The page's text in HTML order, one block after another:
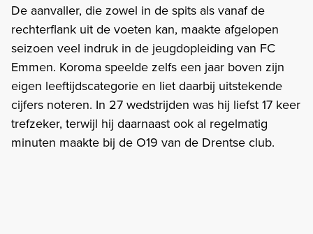
De aanvaller, die zowel in de spits als vanaf de
rechterflank uit de voeten kan, maakte afgelopen
seizoen veel indruk in de jeugdopleiding van FC
Emmen. Koroma speelde zelfs een jaar boven zijn
eigen leeftijdscategorie en liet daarbij uitstekende
cijfers noteren. In 27 wedstrijden was hij liefst 17 keer
trefzeker, terwijl hij daarnaast ook al regelmatig
minuten maakte bij de O19 van de Drentse club.